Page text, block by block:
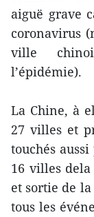
aiguë grave
coronavirus
ville
l’épidémie).
La Chine, à
27 villes et
touchés
16 villes dela
et sortie de
tous les